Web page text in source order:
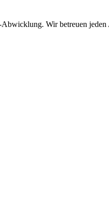
Wir betreuen